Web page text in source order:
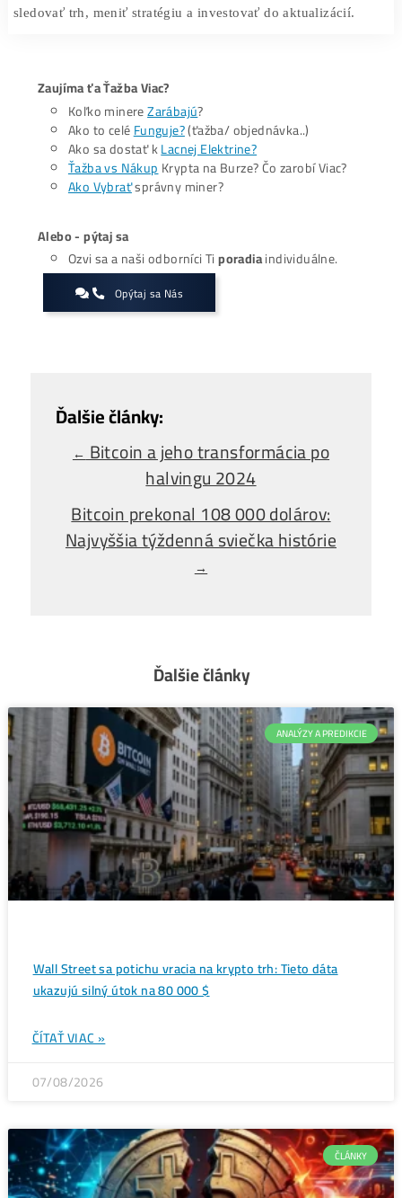
environmentálne dopady. Ťažba kryptomien, najmä
zmysle.
Zarábať na kryptomenách pasívne je teda možné, ale
to jednoduchá cesta. Vyžaduje si znalosti, počiatočný
a ochotu znášať riziko. Kto chce ťažiť efektívne, musí
Zaujíma ťa Ťažba Viac?
Ako Vybraťsprávny miner?
Alebo - pýtaj sa
Ozvi sa a naši odborníci Tiporadia
Opýtaj sa Nás
←Bitcoin a jeho transformácia po
halvingu 2024
Bitcoin prekonal 108 000 dolárov:
Najvyššia týždenná sviečka histórie
→
Ďalšie články